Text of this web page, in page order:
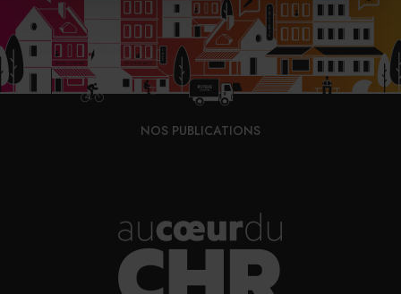
PARTAGER
NOS PUBLICATIONS